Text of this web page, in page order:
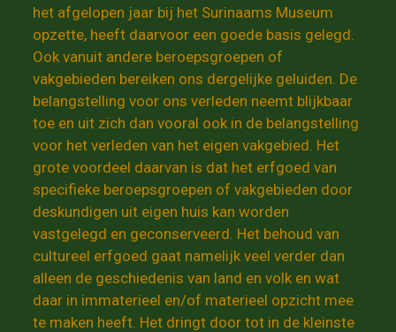
het afgelopen jaar bij het Surinaams Museum
opzette, heeft daarvoor een goede basis gelegd.
Ook vanuit andere beroepsgroepen of
vakgebieden bereiken ons dergelijke geluiden. De
belangstelling voor ons verleden neemt blijkbaar
toe en uit zich dan vooral ook in de belangstelling
voor het verleden van het eigen vakgebied. Het
grote voordeel daarvan is dat het erfgoed van
specifieke beroepsgroepen of vakgebieden door
deskundigen uit eigen huis kan worden
vastgelegd en geconserveerd. Het behoud van
cultureel erfgoed gaat namelijk veel verder dan
alleen de geschiedenis van land en volk en wat
daar in immaterieel en/of materieel opzicht mee
te maken heeft. Het dringt door tot in de kleinste